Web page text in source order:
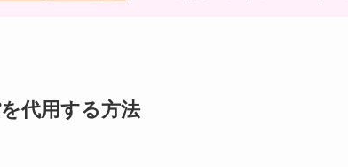
代用する方法